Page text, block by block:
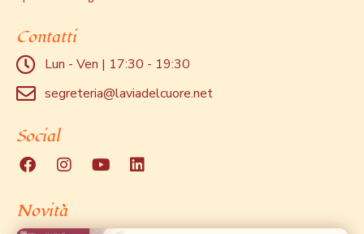
Contatti
Lun - Ven | 17:30 - 19:30
segreteria@laviadelcuore.net
Social
Novità